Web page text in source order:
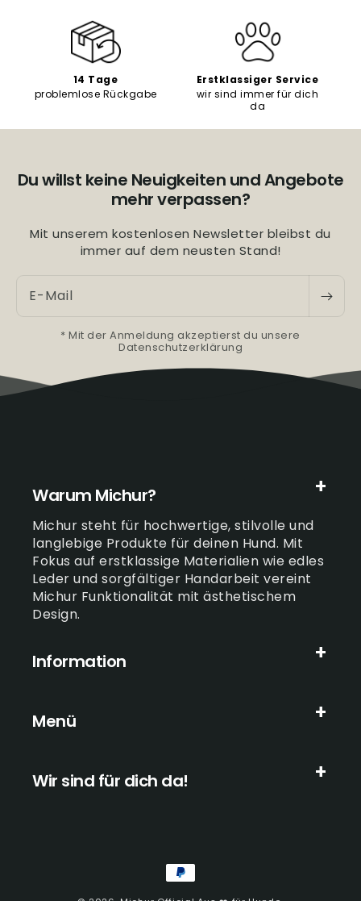
14 Tage
problemlose Rückgabe
Erstklassiger Service
wir sind immer für dich
da
Du willst keine Neuigkeiten und Angebote
mehr verpassen?
Mit unserem kostenlosen Newsletter bleibst du
immer auf dem neusten Stand!
E-Mail
* Mit der Anmeldung akzeptierst du unsere
Datenschutzerklärung
Warum Michur?
Michur steht für hochwertige, stilvolle und
langlebige Produkte für deinen Hund. Mit
Fokus auf erstklassige Materialien wie edles
Leder und sorgfältiger Handarbeit vereint
Michur Funktionalität mit ästhetischem
Design.
Information
Menü
Wir sind für dich da!
Zahlungsmethoden